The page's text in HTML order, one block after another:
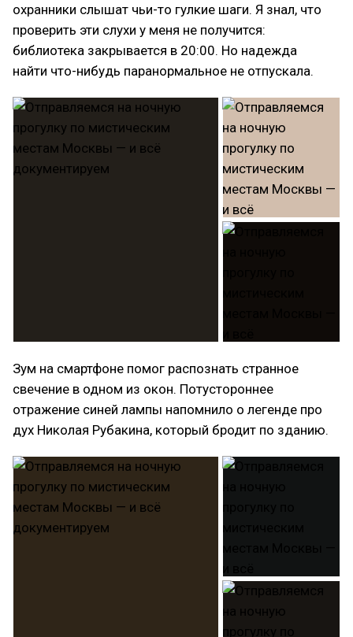
охранники слышат чьи-то гулкие шаги. Я знал, что
проверить эти слухи у меня не получится:
библиотека закрывается в 20:00. Но надежда
найти что-нибудь паранормальное не отпускала.
Зум на смартфоне помог распознать странное
свечение в одном из окон. Потустороннее
отражение синей лампы напомнило о легенде про
дух Николая Рубакина, который бродит по зданию.